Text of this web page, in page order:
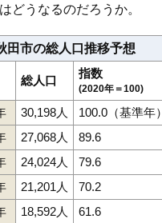
どうなるのだろうか。
市の総人口推移予想
総人口
指数
(2020年＝100)
30,198人
100.0（基準年）
27,068人
89.6
24,024人
79.6
21,201人
70.2
18,592人
61.6